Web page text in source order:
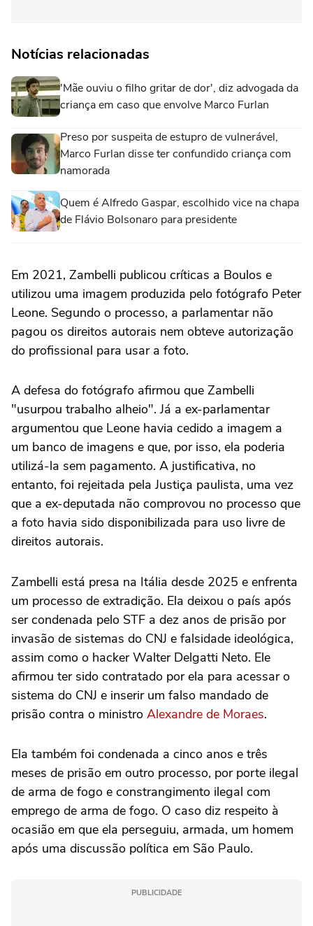
Notícias relacionadas
'Mãe ouviu o filho gritar de dor', diz advogada da
criança em caso que envolve Marco Furlan
Preso por suspeita de estupro de vulnerável,
Marco Furlan disse ter confundido criança com
namorada
Quem é Alfredo Gaspar, escolhido vice na chapa
de Flávio Bolsonaro para presidente
Em 2021, Zambelli publicou críticas a Boulos e
utilizou uma imagem produzida pelo fotógrafo Peter
Leone. Segundo o processo, a parlamentar não
pagou os direitos autorais nem obteve autorização
do profissional para usar a foto.
A defesa do fotógrafo afirmou que Zambelli
"usurpou trabalho alheio". Já a ex-parlamentar
argumentou que Leone havia cedido a imagem a
um banco de imagens e que, por isso, ela poderia
utilizá-la sem pagamento. A justificativa, no
entanto, foi rejeitada pela Justiça paulista, uma vez
que a ex-deputada não comprovou no processo que
a foto havia sido disponibilizada para uso livre de
direitos autorais.
Zambelli está presa na Itália desde 2025 e enfrenta
um processo de extradição. Ela deixou o país após
ser condenada pelo STF a dez anos de prisão por
invasão de sistemas do CNJ e falsidade ideológica,
assim como o hacker Walter Delgatti Neto. Ele
afirmou ter sido contratado por ela para acessar o
sistema do CNJ e inserir um falso mandado de
prisão contra o ministro Alexandre de Moraes.
Ela também foi condenada a cinco anos e três
meses de prisão em outro processo, por porte ilegal
de arma de fogo e constrangimento ilegal com
emprego de arma de fogo. O caso diz respeito à
ocasião em que ela perseguiu, armada, um homem
após uma discussão política em São Paulo.
PUBLICIDADE